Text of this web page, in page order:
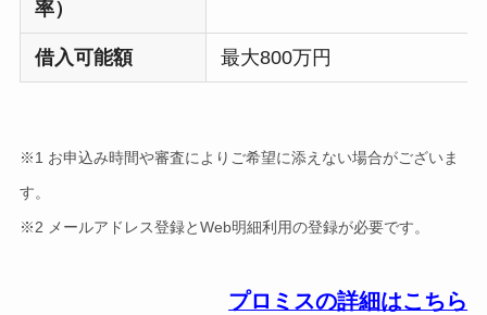
率）
借入可能額 最大800万円
※1 お申込み時間や審査によりご希望に添えない場合がございま
す。
※2 メールアドレス登録とWeb明細利用の登録が必要です。
プロミスの詳細はこちら